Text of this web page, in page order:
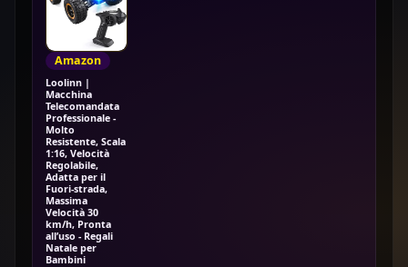
Amazon
Loolinn |
Macchina
Telecomandata
Professionale -
Molto
Resistente, Scala
1:16, Velocità
Regolabile,
Adatta per il
Fuori-strada,
Massima
Velocità 30
km/h, Pronta
all’uso - Regali
Natale per
Bambini